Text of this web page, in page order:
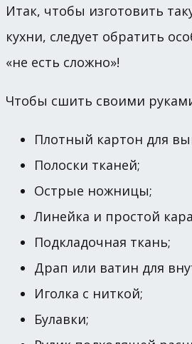
Итак, чтобы изготовить
кухни, следует обратить
«не есть сложно»!
Чтобы сшить своими
Плотный картон для
Полоски тканей;
Острые ножницы;
Линейка и простой
Подкладочная ткань;
Драп или ватин для
Иголка с ниткой;
Булавки;